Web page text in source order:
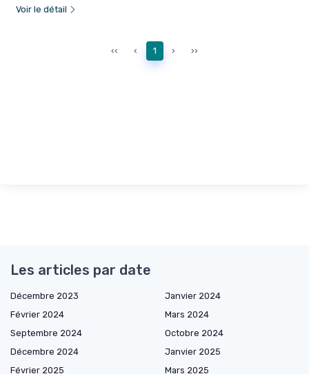
Voir le détail
‹‹ ‹ 1 › ››
Les articles par date
Décembre 2023
Janvier 2024
Février 2024
Mars 2024
Septembre 2024
Octobre 2024
Décembre 2024
Janvier 2025
Février 2025
Mars 2025